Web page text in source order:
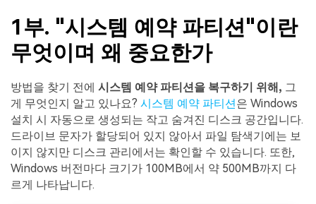
1부. "시스템 예약 파티션"이란
무엇이며 왜 중요한가
방법을 찾기 전에 시스템 예약 파티션을 복구하기 위해, 그
게 무엇인지 알고 있나요? 시스템 예약 파티션은 Windows
설치 시 자동으로 생성되는 작고 숨겨진 디스크 공간입니다.
드라이브 문자가 할당되어 있지 않아서 파일 탐색기에는 보
이지 않지만 디스크 관리에서는 확인할 수 있습니다. 또한,
Windows 버전마다 크기가 100MB에서 약 500MB까지 다
르게 나타납니다.